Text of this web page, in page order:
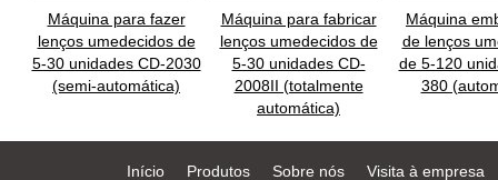
Máquina para fazer
lenços umedecidos de
5-30 unidades CD-2030
(semi-automática)
Máquina para fabricar
lenços umedecidos de
5-30 unidades CD-
2008II (totalmente
automática)
Máquina
de lenços
de 5-120
380
Início Produtos Sobre nós Visita à empresa